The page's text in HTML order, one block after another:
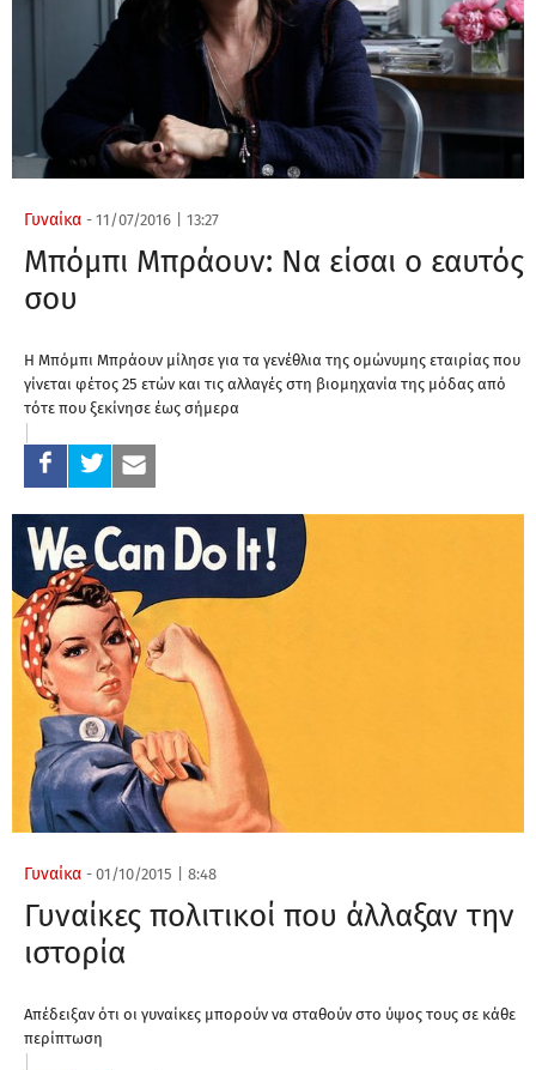
Γυναίκα - 11/07/2016 13:27
Μπόμπι Μπράουν: Να είσαι ο εαυτός
σου
H Μπόμπι Μπράουν μίλησε για τα γενέθλια της ομώνυμης εταιρίας που
γίνεται φέτος 25 ετών και τις αλλαγές στη βιομηχανία της μόδας από
τότε που ξεκίνησε έως σήμερα
Γυναίκα - 01/10/2015 8:48
Γυναίκες πολιτικοί που άλλαξαν την
ιστορία
Aπέδειξαν ότι οι γυναίκες μπορούν να σταθούν στο ύψος τους σε κάθε
περίπτωση